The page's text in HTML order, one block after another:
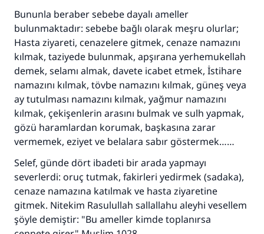
Bununla beraber sebebe dayalı ameller
bulunmaktadır: sebebe bağlı olarak meşru olurlar;
Hasta ziyareti, cenazelere gitmek, cenaze namazını
kılmak, taziyede bulunmak, apşırana yerhemukellah
demek, selamı almak, davete icabet etmek, İstihare
namazını kılmak, tövbe namazını kılmak, güneş veya
ay tutulması namazını kılmak, yağmur namazını
kılmak, çekişenlerin arasını bulmak ve sulh yapmak,
gözü haramlardan korumak, başkasına zarar
vermemek, eziyet ve belalara sabır göstermek……
Selef, günde dört ibadeti bir arada yapmayı
severlerdi: oruç tutmak, fakirleri yedirmek (sadaka),
cenaze namazına katılmak ve hasta ziyaretine
gitmek. Nitekim Rasulullah sallallahu aleyhi vesellem
şöyle demiştir: "Bu ameller kimde toplanırsa